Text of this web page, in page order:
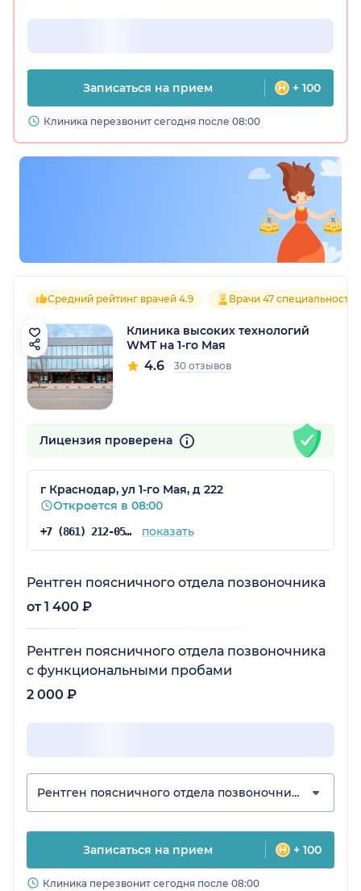
Записаться на прием + 100
Клиника перезвонит сегодня после 08:00
Средний рейтинг врачей 4.9 Врачи 47 специальностей
Клиника высоких технологий
WMT на 1-го Мая
4.6 30 отзывов
Лицензия проверена
г Краснодар, ул 1-го Мая, д 222
Откроется в 08:00
+7 (861) 212-05-78 показать
Рентген поясничного отдела позвоночника
от 1 400 ₽
Рентген поясничного отдела позвоночника
с функциональными пробами
2 000 ₽
Рентген поясничного отдела позвоночника
Записаться на прием + 100
Клиника перезвонит сегодня после 08:00